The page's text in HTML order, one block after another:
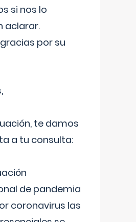
si nos lo
aclarar.
por su
te damos
a tu consulta:
de pandemia
coronavirus las